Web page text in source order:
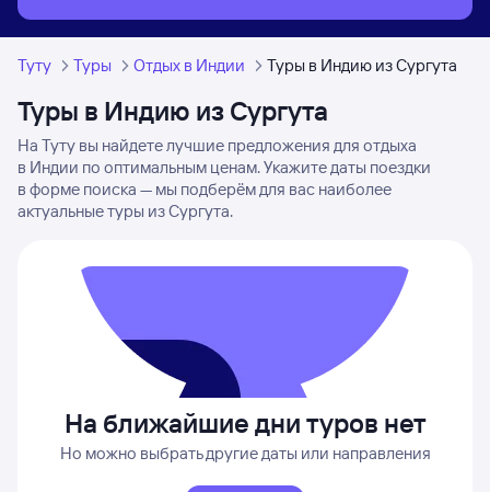
Туту Туры Отдых в Индии Туры в Индию из Сургута
Туры в Индию из Сургута
На Туту вы найдете лучшие предложения для отдыха
в Индии по оптимальным ценам. Укажите даты поездки
в форме поиска — мы подберём для вас наиболее
актуальные туры из Сургута.
На ближайшие дни туров нет
Но можно выбрать другие даты или направления